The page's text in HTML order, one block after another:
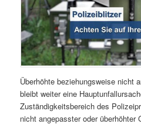
Überhöhte beziehungsweise nicht
bleibt weiter eine
Zuständigkeitsbereich des
nicht angepasster oder überhöhter